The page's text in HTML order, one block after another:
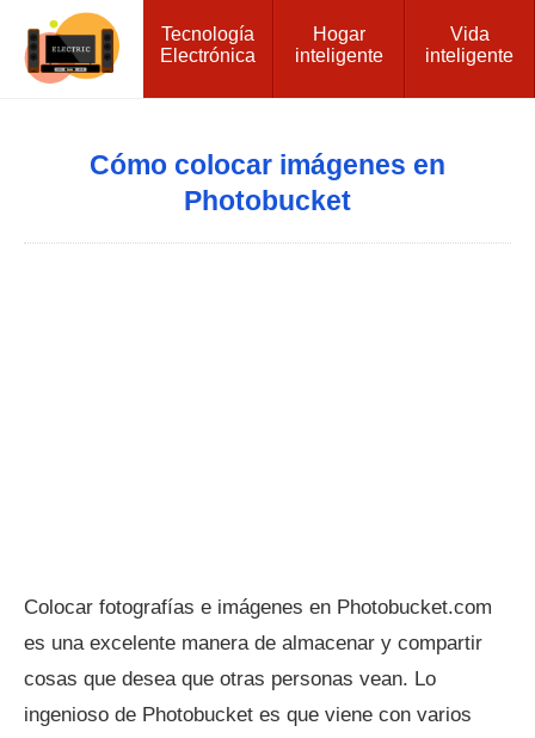
Tecnología
Electrónica
Hogar
inteligente
Vida
inteligente
Cómo colocar imágenes en
Photobucket
Colocar fotografías e imágenes en Photobucket.com
es una excelente manera de almacenar y compartir
cosas que desea que otras personas vean. Lo
ingenioso de Photobucket es que viene con varios